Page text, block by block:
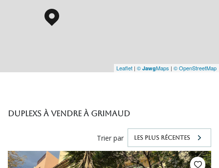
Leaflet | © JawgMaps | © OpenStreetMap
Duplexs à vendre à Grimaud
Trier par LES PLUS RÉCENTES